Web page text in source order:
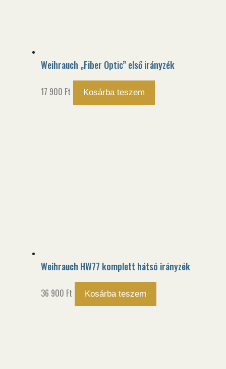
Weihrauch „Fiber Optic” első irányzék
17 900 Ft Kosárba teszem
Weihrauch HW77 komplett hátsó irányzék
36 900 Ft Kosárba teszem